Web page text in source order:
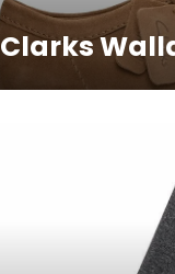
Clarks